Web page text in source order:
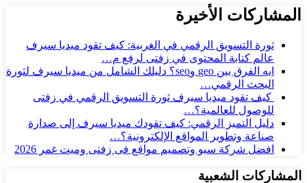
المشاركات الأخيرة
ثورة التسويق الرقمي في الغربية: كيف تقود ميديا سيرف
عالم كتابة المحتوى في زفتى لرفع م…
ايه الفرق بين geo وseo؟ دليلك الشامل من ميديا سيرف لثورة
البحث الرقمي…
كيف تقود ميديا سيرف ثورة التسويق الرقمي في زفتى
للوصول للعالمية؟…
دليل التميز الرقمي: كيف تقودك ميديا سيرف إلى صدارة
صناعة وتطوير المواقع الإلكترونية؟…
افضل شركة سيو وتصميم مواقع فى زفتى وميت غمر 2026
المشاركات الشعبية